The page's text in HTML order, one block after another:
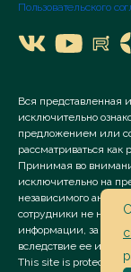
Пользовательского
Вся представленная
исключительно
предложением или
рассматриваться
Принимая во
исключительно на
независимого
сотрудники не несут
информации, за
вследствие ее
This site is protected